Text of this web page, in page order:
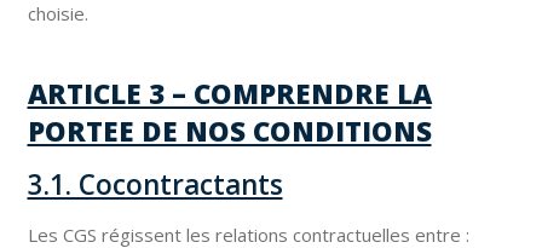
choisie.
ARTICLE 3 – COMPRENDRE LA
PORTEE DE NOS CONDITIONS
3.1. Cocontractants
Les CGS régissent les relations contractuelles entre :